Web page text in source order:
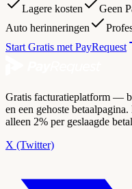
Lagere kosten Geen
Auto herinneringen
Start Gratis met PayRequest
Gratis facturatieplatform —
en een gehoste
alleen 2% per geslaagde
X (Twitter)